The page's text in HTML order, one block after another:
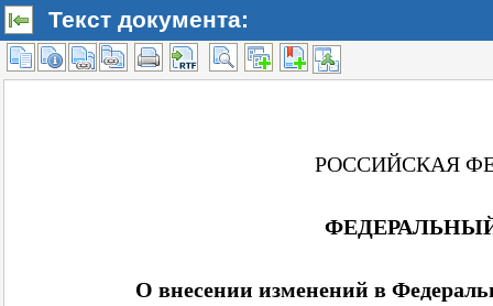
Текст документа: